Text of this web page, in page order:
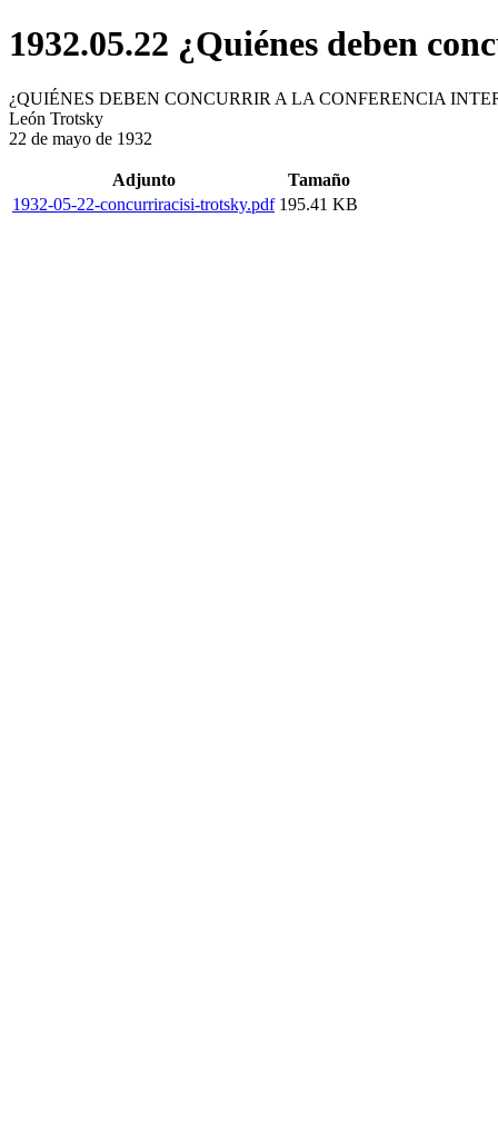
1932.05.22 ¿Quiénes deben
¿QUIÉNES DEBEN CONCURRIR A LA CONFERENCIA
León Trotsky
22 de mayo de 1932
Adjunto
Tamaño
1932-05-22-concurriracisi-trotsky.pdf 195.41 KB